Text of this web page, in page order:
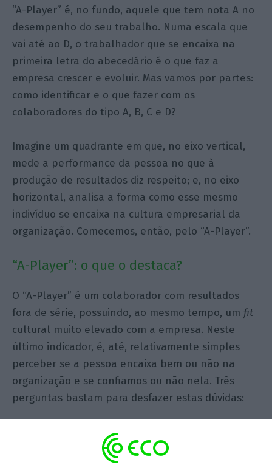
“A-Player” é, no fundo, aquele que tem nota A no
desempenho do seu trabalho. Numa escala que
vai até ao D, o trabalhador que se encaixa na
primeira letra do abecedário é o que faz a
empresa crescer e evoluir. Mas vamos por partes:
como identificar e o que fazer com os
colaboradores do tipo A, B, C e D?
Imagine um quadrante em que, no eixo vertical,
mede a performance da pessoa no que à
produção de resultados diz respeito; e, no eixo
horizontal, analisa a forma como esse mesmo
indivíduo se encaixa na cultura empresarial da
organização. Comecemos, então, pelo “A-Player”.
“A-Player”: o que o destaca?
O “A-Player” é um colaborador com resultados
fora de série, possuindo, ao mesmo tempo, um fit
cultural muito elevado com a empresa. Neste
último indicador, é, até, relativamente simples
perceber se a pessoa encaixa bem ou não na
organização e se confiamos ou não nela. Três
perguntas bastam para desfazer estas dúvidas:
Deixaria os seus filhos sozinhos com ela?